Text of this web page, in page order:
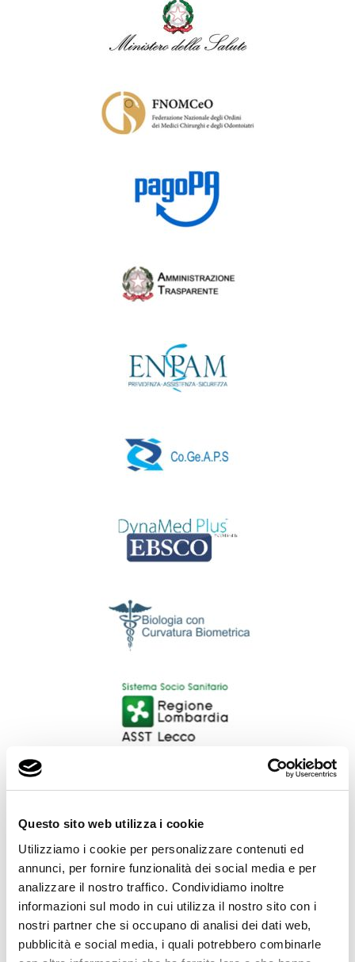
Questo sito web utilizza i cookie
Utilizziamo i cookie per personalizzare contenuti ed
annunci, per fornire funzionalità dei social media e per
analizzare il nostro traffico. Condividiamo inoltre
informazioni sul modo in cui utilizza il nostro sito con i
nostri partner che si occupano di analisi dei dati web,
pubblicità e social media, i quali potrebbero combinarle